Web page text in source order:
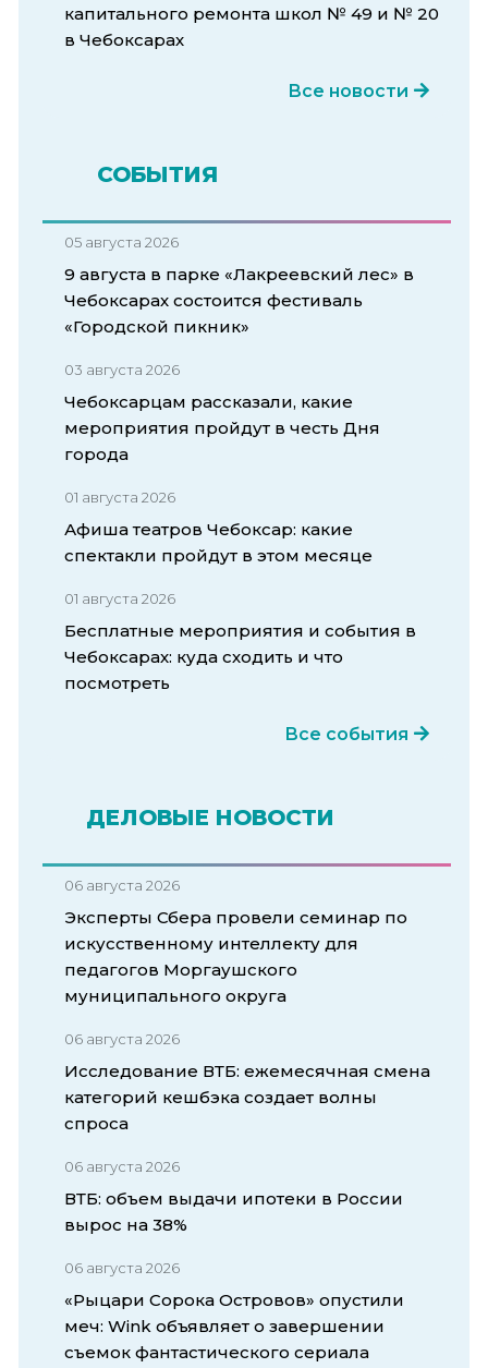
капитального ремонта школ № 49 и № 20
в Чебоксарах
Все новости
СОБЫТИЯ
05 августа 2026
9 августа в парке «Лакреевский лес» в
Чебоксарах состоится фестиваль
«Городской пикник»
03 августа 2026
Чебоксарцам рассказали, какие
мероприятия пройдут в честь Дня
города
01 августа 2026
Афиша театров Чебоксар: какие
спектакли пройдут в этом месяце
01 августа 2026
Бесплатные мероприятия и события в
Чебоксарах: куда сходить и что
посмотреть
Все события
ДЕЛОВЫЕ НОВОСТИ
06 августа 2026
Эксперты Сбера провели семинар по
искусственному интеллекту для
педагогов Моргаушского
муниципального округа
06 августа 2026
Исследование ВТБ: ежемесячная смена
категорий кешбэка создает волны
спроса
06 августа 2026
ВТБ: объем выдачи ипотеки в России
вырос на 38%
06 августа 2026
«Рыцари Сорока Островов» опустили
меч: Wink объявляет о завершении
съемок фантастического сериала